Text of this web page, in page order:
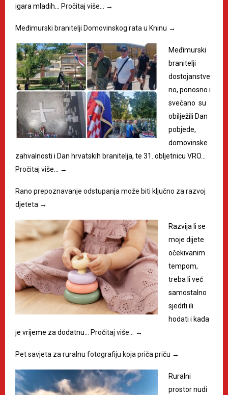
igara mladih…
Pročitaj više… →
Međimurski branitelji Domovinskog rata u Kninu →
Međimurski
branitelji
dostojanstve
no, ponosno i
svečano su
obilježili Dan
pobjede,
domovinske
zahvalnosti i Dan hrvatskih branitelja, te 31. obljetnicu VRO…
Pročitaj više…
→
Rano prepoznavanje odstupanja može biti ključno za razvoj
djeteta →
Razvija li se
moje dijete
očekivanim
tempom,
treba li već
samostalno
sjediti ili
hodati i kada
je vrijeme za dodatnu…
Pročitaj više… →
Pet savjeta za ruralnu fotografiju koja priča priču →
Ruralni
prostor nudi